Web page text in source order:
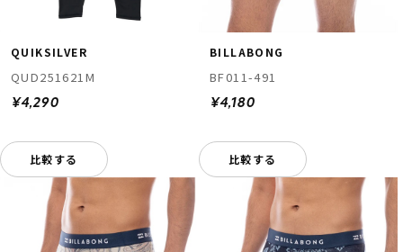
QUIKSILVER
QUD251621M
¥4,290
比較する
BILLABONG
BF011-491
¥4,180
比較する